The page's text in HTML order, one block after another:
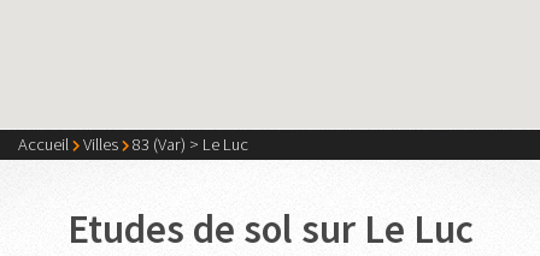
Accueil Villes 83 (Var) > Le Luc
Etudes de sol sur Le Luc